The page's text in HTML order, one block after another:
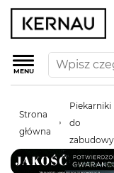
MENU
Strona
główna
Piekarniki
do
zabudowy